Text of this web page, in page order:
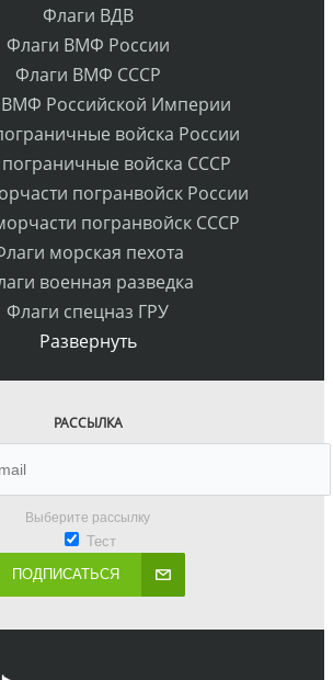
Флаги ВДВ
Флаги ВМФ России
Флаги ВМФ СССР
Российской Империи
войска России
войска СССР
погранвойск России
погранвойск СССР
морская пехота
военная разведка
Флаги спецназ ГРУ
Развернуть
РАССЫЛКА
Выберите рассылку
Тест
ПОДПИСАТЬСЯ